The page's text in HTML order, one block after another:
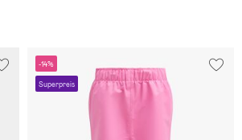
-14%
Superpreis